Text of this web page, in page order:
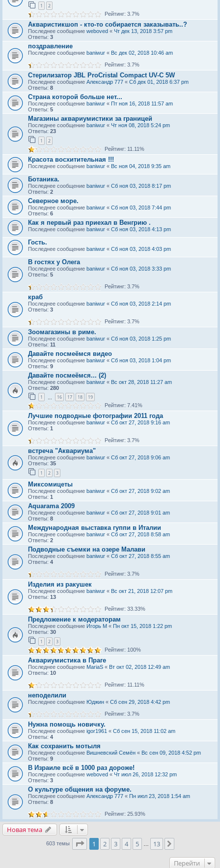
1 2
Рейтинг: 3.7%
Акваристикшоп - кто-то собирается заказывать..?
Последнее сообщение weboved « Чт дек 13, 2018 3:57 pm
Ответы: 3
поздравление
Последнее сообщение baniwur « Вс дек 02, 2018 10:46 am
Рейтинг: 3.7%
Стерилизатор JBL ProCristal Compact UV-C 5W
Последнее сообщение Александр 777 « Сб дек 01, 2018 6:37 pm
Ответы: 8
Страна которой больше нет...
Последнее сообщение baniwur « Пт ноя 16, 2018 11:57 am
Ответы: 5
Магазины аквариумистики за границей
Последнее сообщение baniwur « Чт ноя 08, 2018 5:24 pm
Ответы: 23
1 2
Рейтинг: 11.11%
Красота восхитительная !!!
Последнее сообщение baniwur « Вс ноя 04, 2018 9:35 am
Ботаника.
Последнее сообщение baniwur « Сб ноя 03, 2018 8:17 pm
Ответы: 2
Северное море.
Последнее сообщение baniwur « Сб ноя 03, 2018 7:44 pm
Ответы: 6
Как я первый раз приехал в Венгрию .
Последнее сообщение baniwur « Сб ноя 03, 2018 4:13 pm
Гость.
Последнее сообщение baniwur « Сб ноя 03, 2018 4:03 pm
В гостях у Олега
Последнее сообщение baniwur « Сб ноя 03, 2018 3:33 pm
Ответы: 5
Рейтинг: 3.7%
краб
Последнее сообщение baniwur « Сб ноя 03, 2018 2:14 pm
Ответы: 3
Рейтинг: 3.7%
Зоомагазины в риме.
Последнее сообщение baniwur « Сб ноя 03, 2018 1:25 pm
Ответы: 11
Давайте посмеёмся видео
Последнее сообщение baniwur « Сб ноя 03, 2018 1:04 pm
Ответы: 9
Давайте посмеёмся... (2)
Последнее сообщение baniwur « Вс окт 28, 2018 11:27 am
Ответы: 280
1 16 17 18 19
Рейтинг: 7.41%
Лучшие подводные фотографии 2011 года
Последнее сообщение baniwur « Сб окт 27, 2018 9:16 am
Ответы: 1
Рейтинг: 3.7%
встреча "Аквариума"
Последнее сообщение baniwur « Сб окт 27, 2018 9:06 am
Ответы: 35
1 2 3
Миксомицеты
Последнее сообщение baniwur « Сб окт 27, 2018 9:02 am
Ответы: 1
Aquarama 2009
Последнее сообщение baniwur « Сб окт 27, 2018 9:01 am
Ответы: 8
Международная выставка гуппи в Италии
Последнее сообщение baniwur « Сб окт 27, 2018 8:58 am
Ответы: 2
Подводные съемки на озере Малави
Последнее сообщение baniwur « Сб окт 27, 2018 8:55 am
Ответы: 4
Рейтинг: 3.7%
Изделия из ракушек
Последнее сообщение baniwur « Вс окт 21, 2018 12:07 pm
Ответы: 13
Рейтинг: 33.33%
Предложение к модераторам
Последнее сообщение Игорь М « Пн окт 15, 2018 1:22 pm
Ответы: 30
1 2 3
Рейтинг: 100%
Аквариумистика в Праге
Последнее сообщение MariaS « Вт окт 02, 2018 12:49 am
Ответы: 10
Рейтинг: 11.11%
неподелили
Последнее сообщение Юджин « Сб сен 29, 2018 4:42 pm
Рейтинг: 3.7%
Нужна помощь новичку.
Последнее сообщение igor1961 « Сб сен 15, 2018 11:02 am
Ответы: 4
Как сохранить мотыля
Последнее сообщение Вишневский Семён « Вс сен 09, 2018 4:52 pm
Ответы: 9
В Израиле всё в 1000 раз дороже!
Последнее сообщение weboved « Чт июл 26, 2018 12:32 pm
Ответы: 3
О культуре общения на форуме.
Последнее сообщение Александр 777 « Пн июл 23, 2018 1:54 am
Ответы: 8
Рейтинг: 25.93%
Новая тема
603 темы Страница1 из
1 2 3 4 5 13
Перейти